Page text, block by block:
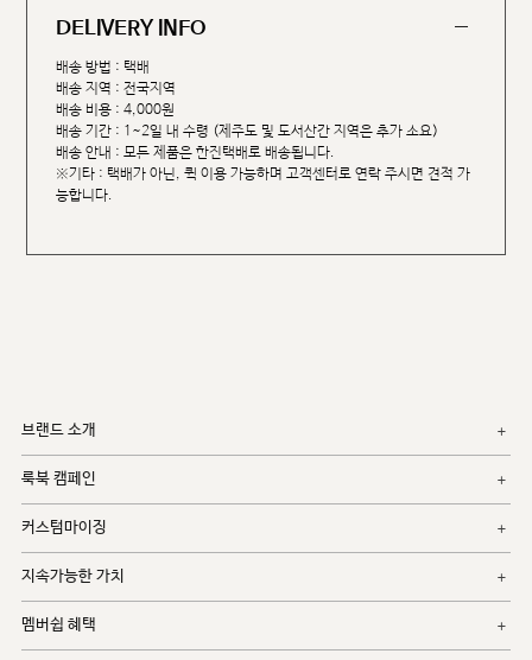
DELIVERY INFO
배송 방법 : 택배
배송 지역 : 전국지역
배송 비용 : 4,000원
배송 기간 : 1~2일 내 수령 (제주도 및 도서산간 지역은 추가 소요)
배송 안내 : 모든 제품은 한진택배로 배송됩니다.
※기타 : 택배가 아닌, 퀵 이용 가능하며 고객센터로 연락 주시면 견적 가
능합니다.
브랜드 소개
룩북 캠페인
커스텀마이징
지속가능한 가치
멤버쉽 혜택